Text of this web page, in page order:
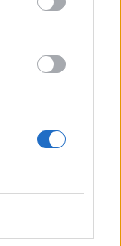
Μερική
20:48